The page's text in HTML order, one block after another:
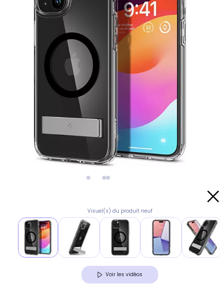
Visuel(s) du produit neuf
Voir les vidéos